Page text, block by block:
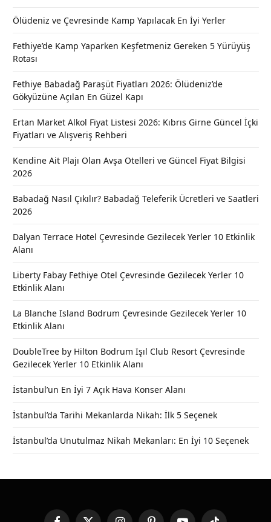
Ölüdeniz ve Çevresinde Kamp Yapılacak En İyi Yerler
Fethiye’de Kamp Yaparken Keşfetmeniz Gereken 5 Yürüyüş
Rotası
Fethiye Babadağ Paraşüt Fiyatları 2026: Ölüdeniz’de
Gökyüzüne Açılan En Güzel Kapı
Ertan Market Alkol Fiyat Listesi 2026: Kıbrıs Girne Güncel İçki
Fiyatları ve Alışveriş Rehberi
Kendine Ait Plajı Olan Avşa Otelleri ve Güncel Fiyat Bilgisi
2026
Babadağ Nasıl Çıkılır? Babadağ Teleferik Ücretleri ve Saatleri
2026
Dalyan Terrace Hotel Çevresinde Gezilecek Yerler 10 Etkinlik
Alanı
Liberty Fabay Fethiye Otel Çevresinde Gezilecek Yerler 10
Etkinlik Alanı
La Blanche Island Bodrum Çevresinde Gezilecek Yerler 10
Etkinlik Alanı
DoubleTree by Hilton Bodrum Işıl Club Resort Çevresinde
Gezilecek Yerler 10 Etkinlik Alanı
İstanbul’un En İyi 7 Açık Hava Konser Alanı
İstanbul’da Tarihi Mekanlarda Nikah: İlk 5 Seçenek
İstanbul’da Unutulmaz Nikah Mekanları: En İyi 10 Seçenek